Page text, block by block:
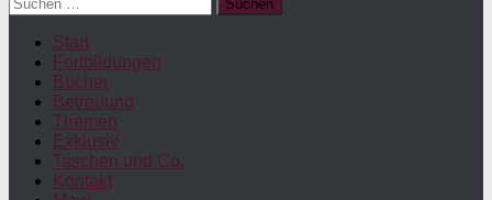
nach:
Start
Fortbildungen
Bücher
Betreuung
Themen
Exklusiv
Taschen und Co.
Kontakt